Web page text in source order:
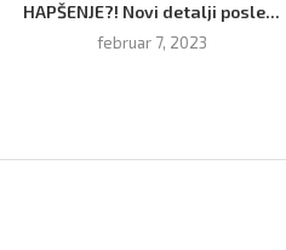
HAPŠENJE?! Novi detalji posle...
februar 7, 2023